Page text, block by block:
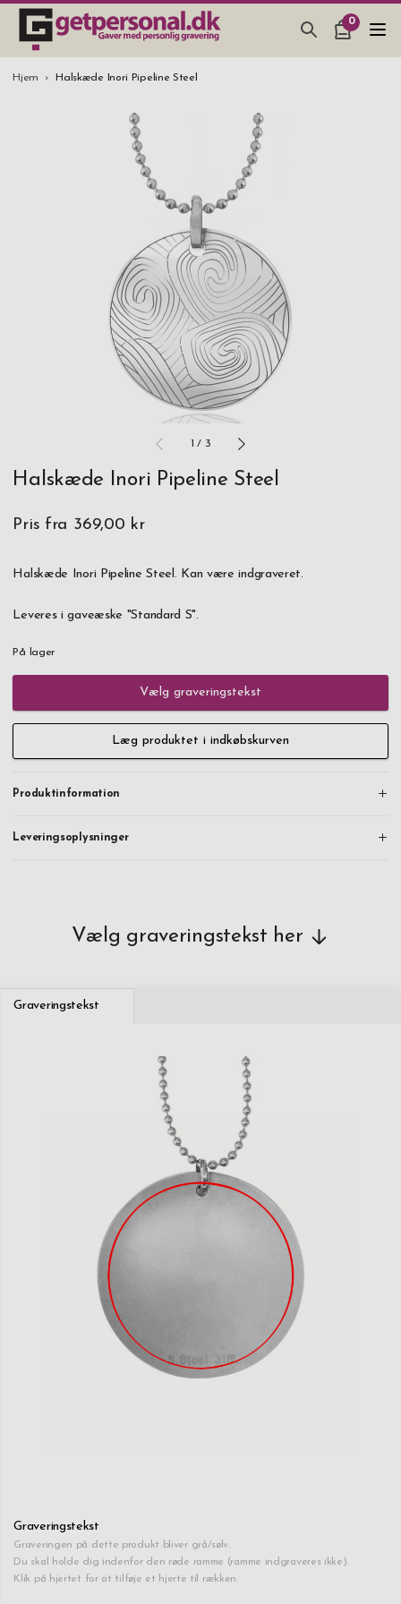
0
GAVEARTIKLAR & TING
BAR, GLAS & KØKKEN
SMYKKER & ACCESSORIES
BRYLLUPSGAVE 2026
STUDENTERGAVE 2026
Hjem Halskæde Inori Pipeline Steel
1 / 3
Halskæde Inori Pipeline Steel
Pris fra 369,00 kr
Halskæde Inori Pipeline Steel. Kan være indgraveret.
Leveres i gaveæske "Standard S".
På lager
Vælg graveringstekst
Læg produktet i indkøbskurven
Produktinformation
Leveringsoplysninger
Vælg graveringstekst her
Graveringstekst
Graveringstekst
Graveringen på dette produkt bliver grå/sølv.
Du skal holde dig indenfor den røde ramme (ramme indgraveres ikke).
Klik på hjertet for at tilføje et hjerte til rækken.